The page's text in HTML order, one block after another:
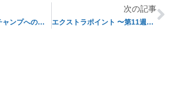
カンファレンスチャンプへの道〜その１〜
次の記事
エクストラポイント 〜第11週目まで〜